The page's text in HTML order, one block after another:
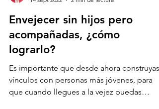
Adriana Castro Figueroa
14 sept 2022
2 min de lectura
Envejecer sin hijos pero
acompañadas, ¿cómo
lograrlo?
Es importante que desde ahora construyas